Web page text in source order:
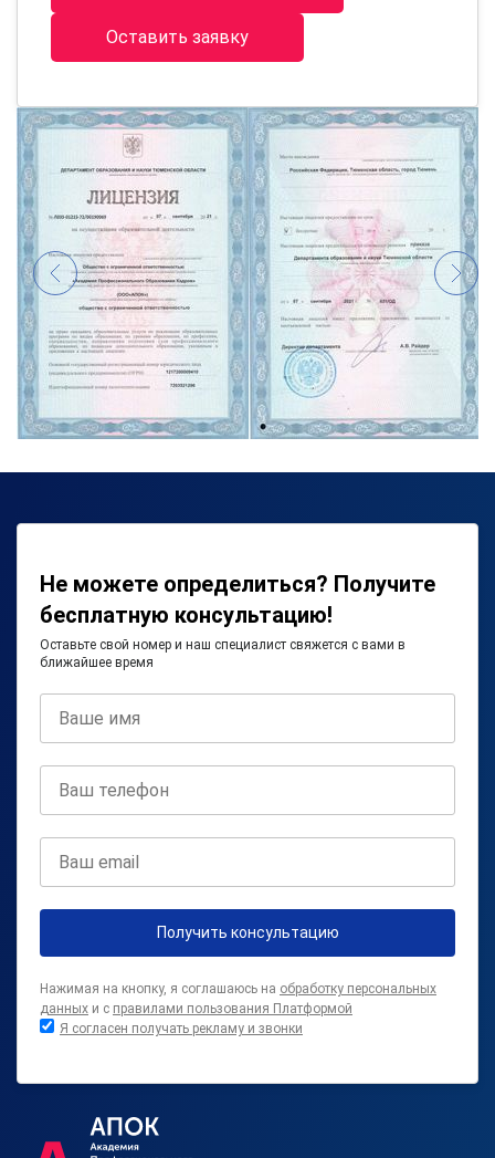
Оставить заявку
Не можете определиться? Получите
бесплатную консультацию!
Оставьте свой номер и наш специалист свяжется с вами в
ближайшее время
Получить консультацию
Нажимая на кнопку, я соглашаюсь на обработку персональных
данных и с правилами пользования Платформой
Я согласен получать рекламу и звонки